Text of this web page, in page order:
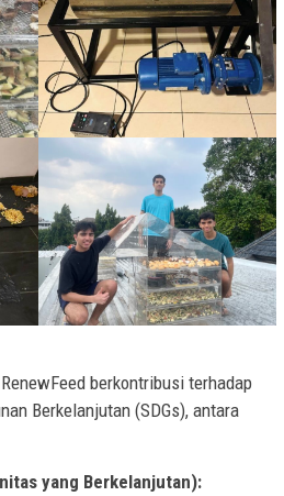
berkontribusi terhadap
Berkelanjutan (SDGs), antara
yang Berkelanjutan):